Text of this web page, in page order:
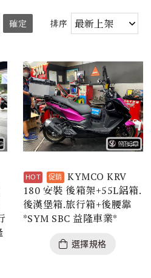
確定 排序
KYMCO KRV
180 安裝 後箱架+55L鋁箱.
後漢堡箱.旅行箱+後腰靠
*SYM SBC 益隆車業*
選擇規格